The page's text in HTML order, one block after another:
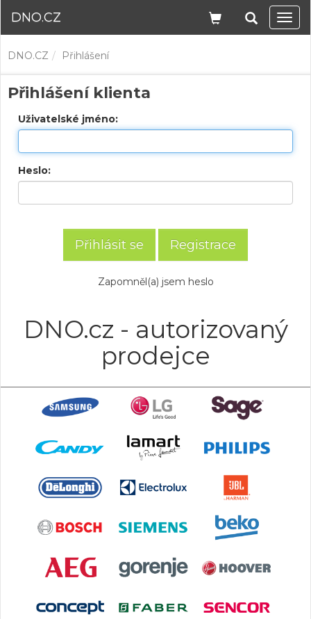
DNO.CZ
DNO.CZ Přihlášení
Přihlášení klienta
Uživatelské jméno:
Heslo:
Registrace
Zapomněl(a) jsem heslo
DNO.cz - autorizovaný
prodejce